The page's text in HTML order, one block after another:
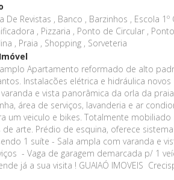
De Revistas , Banco , Barzinhos , Escola
, Pizzaria , Ponto de Circular ,
, Praia , Shopping , Sorveteria
Apartamento reformado de alto
Instalacões elétrica e hidráulica
e vista panorâmica da orla da
área de serviços, lavanderia e ar
um veiculo e bikes. Totalmente
arte. Prédio de esquina, oferece
1 suíte - Sala ampla com varanda e
- Vaga de garagem demarcada p/ 1
já a sua visita ! GUAIAÓ IMOVEIS